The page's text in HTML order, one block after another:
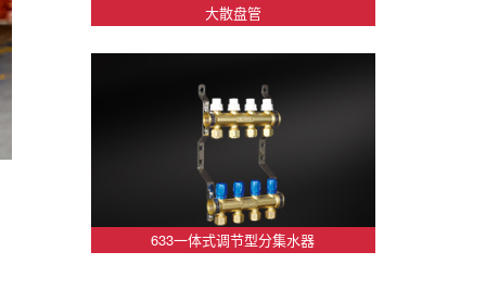
大散盘管
633一体式调节型分集水器